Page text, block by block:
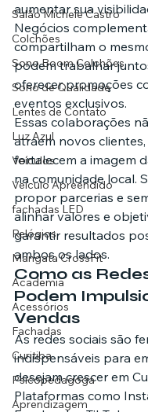
Salão Michele Castro
Colchões
Sono Boom Colchões
Sono de Qualidade
Lentes de Contato
Luz Azul
Veículos
Veículo Apreendido
fachadas LED
Relógios
Mangata CrossFit
Academia
Acessórios
Fachadas
Curitiba
Psicopedagoga
Aprendizagem
aumentar sua
Negócios
compartilham o
podem trabalhar
oferecer promoções
eventos exclusivos.
Essas colaborações
atraem novos
fortalecem a imagem
na comunidade local.
propor parcerias e
alinhar valores e
garantir resultados
ambos os lados.
Como as
Podem
Vendas
As redes sociais são
indispensáveis para
desejam crescer em
Plataformas como